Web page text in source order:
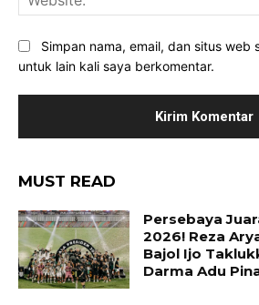
Simpan nama, email, dan situs web
untuk lain kali saya berkomentar.
MUST READ
Persebaya
2026! Reza
Bajol Ijo
Darma Adu